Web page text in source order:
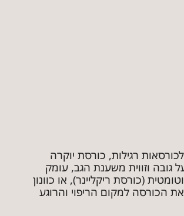
רגילות, כורסת יוקרה
וזווית משענת הגב, עומק
(כורסת ריקליינר), או כוונון
הכורסה למקום הריפוי והרוגע